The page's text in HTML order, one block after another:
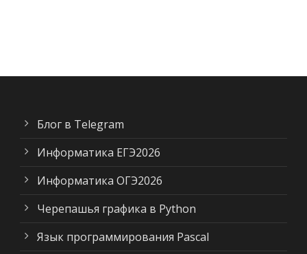
Блог в Telegram
Информатика ЕГЭ2026
Информатика ОГЭ2026
Черепашья графика в Python
Язык программирования Pascal